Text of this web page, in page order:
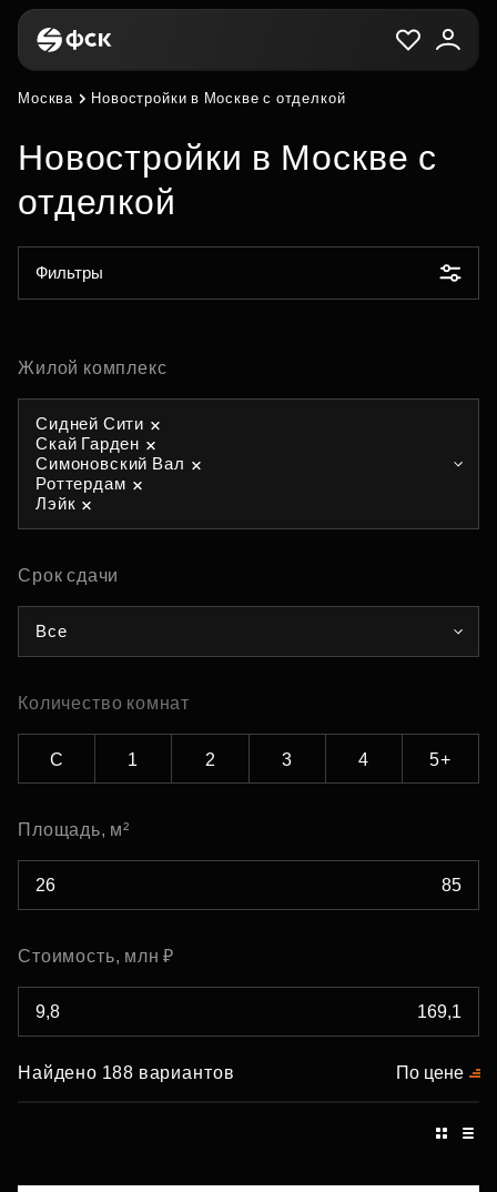
Москва Новостройки в Москве с отделкой
Новостройки в Москве с
отделкой
Фильтры
Жилой комплекс
Сидней Сити
Скай Гарден
Симоновский Вал
Роттердам
Лэйк
Срок сдачи
Все
Количество комнат
С 1 2 3 4 5+
Площадь, м²
Стоимость, млн ₽
Найдено 188 вариантов По цене